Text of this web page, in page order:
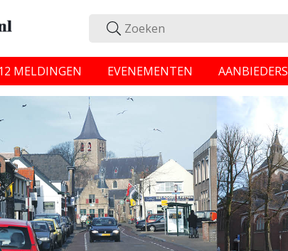
MELDINGEN EVENEMENTEN AANBIEDERS